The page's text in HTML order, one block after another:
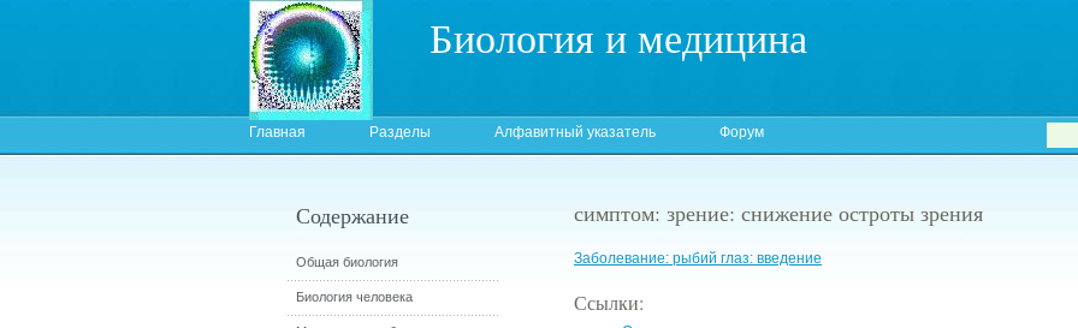
Биология и медицина
Главная Разделы Алфавитный указатель Форум
симптом: зрение: снижение остроты зрения
Заболевание: рыбий глаз: введение
Ссылки:
Содержание
Общая биология
Биология человека